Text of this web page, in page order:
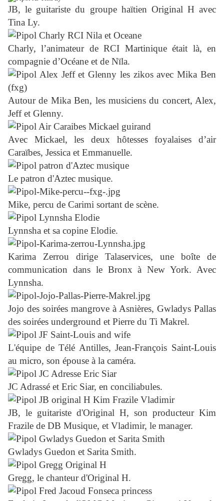
JB, le guitariste du groupe haïtien Original H avec
Tina Ly.
Charly, l’animateur de RCI Martinique était là, en
compagnie d’Océane et de Nïla.
Autour de Mika Ben, les musiciens du concert, Alex,
Jeff et Glenny.
Avec Mickael, les deux hôtesses foyalaises d’air
Caraïbes, Jessica et Emmanuelle.
Le patron d'Aztec musique.
Mike, percu de Carimi sortant de scène.
Lynnsha et sa copine Elodie.
Karima Zerrou dirige Talaservices, une boîte de
communication dans le Bronx à New York. Avec
Lynnsha.
Jojo des soirées mangrove à Asnières, Gwladys Pallas
des soirées underground et Pierre du Ti Makrel.
L'équipe de Télé Antilles, Jean-François Saint-Louis
au micro, son épouse à la caméra.
JC Adrassé et Eric Siar, en conciliabules.
JB, le guitariste d'Original H, son producteur Kim
Frazile de DB Musique, et Vladimir, le manager.
Gwladys Guedon et Sarita Smith.
Gregg, le chanteur d'Original H.